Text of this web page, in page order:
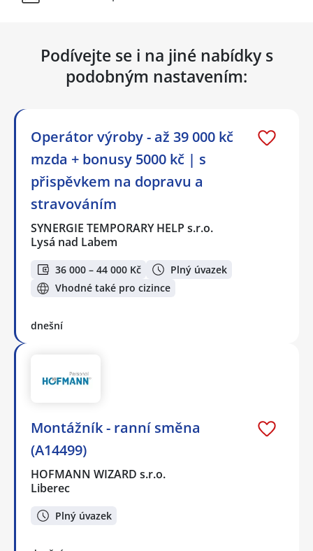
Podívejte se i na jiné nabídky s
podobným nastavením:
Operátor výroby - až 39 000 kč
mzda + bonusy 5000 kč | s
přispěvkem na dopravu a
stravováním
SYNERGIE TEMPORARY HELP s.r.o.
Lysá nad Labem
36 000 – 44 000 Kč
Plný úvazek
Vhodné také pro cizince
dnešní
Montážník - ranní směna
(A14499)
HOFMANN WIZARD s.r.o.
Liberec
Plný úvazek